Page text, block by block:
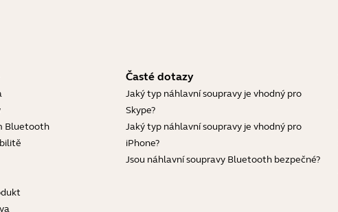
Bluetooth
Časté dotazy
Jaký typ náhlavní soupravy je vhodný pro
Skype?
Jaký typ náhlavní soupravy je vhodný pro
iPhone?
Jsou náhlavní soupravy Bluetooth bezpečné?